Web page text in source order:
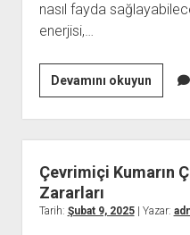
nasıl fayda
enerjisi,…
Devamını okuyunGüneş
Enerjisi
ve
Çevrimiçi Kumarın
Zararları
Tarih: Şubat 9, 2025| Yazar: